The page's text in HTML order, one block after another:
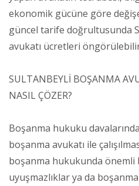
ekonomik gücüne göre
güncel tarife doğrultusunda
avukatı ücretleri
SULTANBEYLİ BOŞANMA
NASIL ÇÖZER?
Boşanma hukuku
boşanma avukatı ile
boşanma hukukunda önemli
uyuşmazlıklar ya da